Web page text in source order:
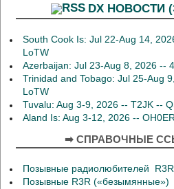
DX НОВОСТИ
South Cook Is: Jul 22-Aug 14,
LoTW
Azerbaijan: Jul 23-Aug 8, 2026 --
Trinidad and Tobago: Jul 25-Aug
LoTW
Tuvalu: Aug 3-9, 2026 -- T2JK --
Aland Is: Aug 3-12, 2026 --
➡ СПРАВОЧНЫЕ
Позывные радиолюбителей R3R
Позывные R3R («безымянные»)